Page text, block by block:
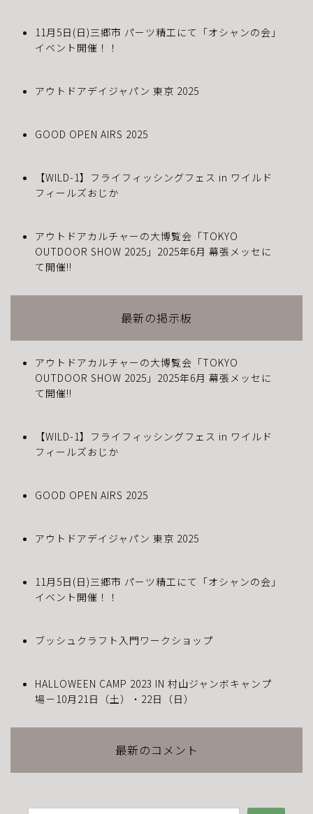
11月5日(日)三郷市 パーツ精工にて「オシャンの会」
イベント開催！！
アウトドアデイジャパン 東京 2025
GOOD OPEN AIRS 2025
【WILD-1】フライフィッシングフェス in ワイルド
フィールズおじか
アウトドアカルチャーの大博覧会「TOKYO
OUTDOOR SHOW 2025」2025年6月 幕張メッセに
て開催!!
最新の掲示板
アウトドアカルチャーの大博覧会「TOKYO
OUTDOOR SHOW 2025」2025年6月 幕張メッセに
て開催!!
【WILD-1】フライフィッシングフェス in ワイルド
フィールズおじか
GOOD OPEN AIRS 2025
アウトドアデイジャパン 東京 2025
11月5日(日)三郷市 パーツ精工にて「オシャンの会」
イベント開催！！
ブッシュクラフト入門ワークショップ
HALLOWEEN CAMP 2023 IN 村山ジャンボキャンプ
場－10月21日（土）・22日（日）
最新のコメント